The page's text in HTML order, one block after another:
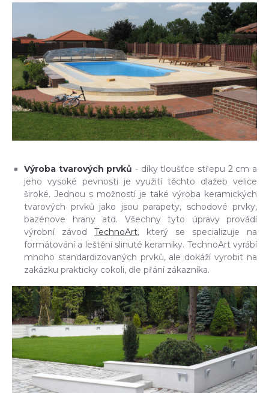
Výroba tvarových prvků - díky tloušťce střepu 2 cm a
jeho vysoké pevnosti je využití těchto dlažeb velice
široké. Jednou s možností je také výroba keramických
tvarových prvků jako jsou parapety, schodové prvky,
bazénove hrany atd. Všechny tyto úpravy provádí
výrobní závod TechnoArt, který se specializuje na
formátování a leštění slinuté keramiky. TechnoArt vyrábí
mnoho standardizovaných prvků, ale dokáží vyrobit na
zakázku prakticky cokoli, dle přání zákazníka.